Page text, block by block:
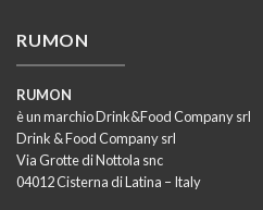
RUMON
RUMON
è un marchio Drink&Food Company srl
Drink & Food Company srl
Via Grotte di Nottola snc
04012 Cisterna di Latina – Italy